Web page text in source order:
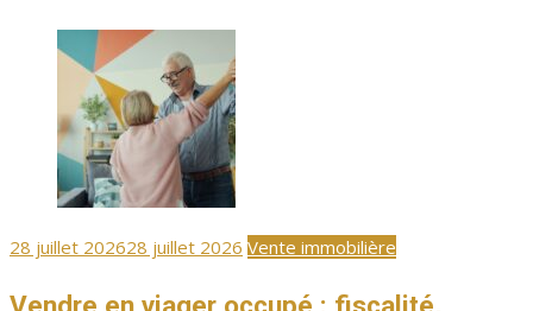
Publié
28 juillet 202628 juillet 2026 Vente immobilière